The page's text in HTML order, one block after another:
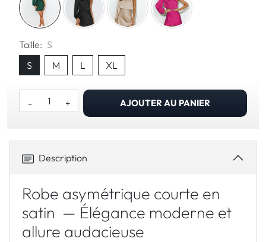
Taille: S
S
M L XL
- + AJOUTER AU PANIER
Description
Robe asymétrique courte en
satin — Élégance moderne et
allure audacieuse